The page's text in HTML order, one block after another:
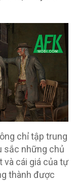
chỉ tập trung
sắc những chủ
và cái giá của tự
thành được